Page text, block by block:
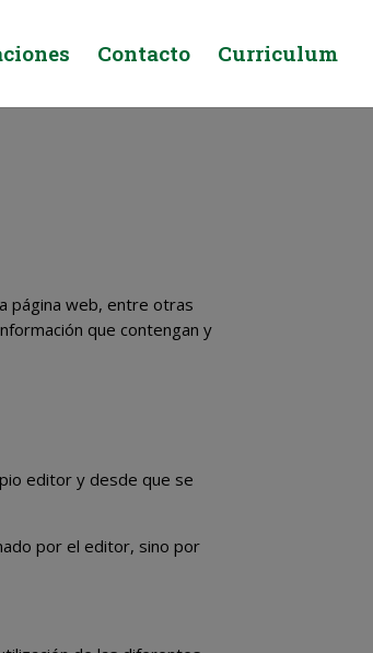
Contacto Curriculum
página web, entre otras
que contengan y
editor y desde que se
por el editor, sino por